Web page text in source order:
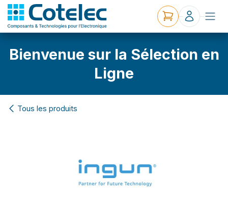
Bienvenue sur la Sélection en
Ligne
Tous les produits